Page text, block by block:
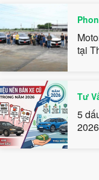
tại
Tư
5